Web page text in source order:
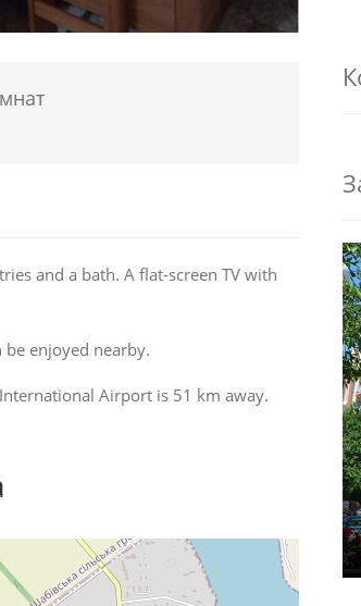
and a bath. A flat-screen TV with
enjoyed nearby.
Airport is 51 km away.